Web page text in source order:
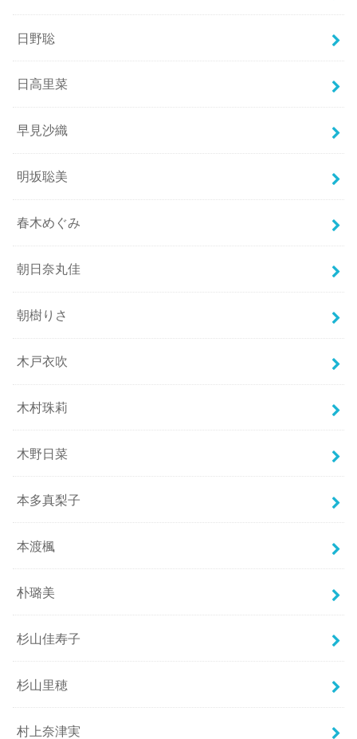
日野聡
日高里菜
早見沙織
明坂聡美
春木めぐみ
朝日奈丸佳
朝樹りさ
木戸衣吹
木村珠莉
木野日菜
本多真梨子
本渡楓
朴璐美
杉山佳寿子
杉山里穂
村上奈津実